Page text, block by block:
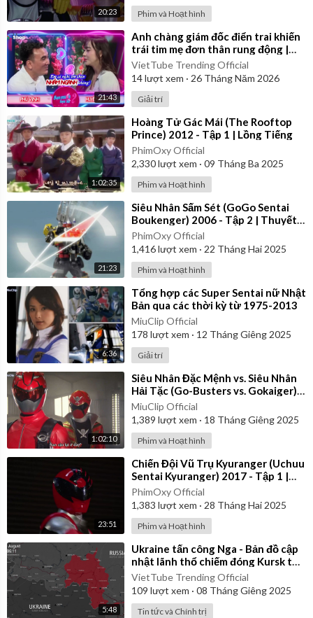
20:23 Phim và Hoạt hình
21:43
⁣Anh chàng giám đốc điển trai khiến
trái tim mẹ đơn thân rung động |
Bạn Muốn Hẹn Hò
VietTube Trending Official
14lượt xem · 26 Tháng Năm 2026
Giải trí
1:02:35
⁣Hoàng Tử Gác Mái (The Rooftop
Prince) 2012 - Tập 1 | Lồng Tiếng
PhimOxy Official
2,330lượt xem · 09 Tháng Ba 2025
Phim và Hoạt hình
21:23
⁣Siêu Nhân Sấm Sét (GoGo Sentai
Boukenger) 2006 - Tập 2 | Thuyết
Minh
PhimOxy Official
1,416lượt xem · 22 Tháng Hai 2025
Phim và Hoạt hình
6:36
⁣Tổng hợp các Super Sentai nữ Nhật
Bản qua các thời kỳ từ 1975-2013
MiuClip Official
178 lượt xem · 12 Tháng Giêng 2025
Giải trí
1:02:10
⁣Siêu Nhân Đặc Mệnh vs. Siêu Nhân
Hải Tặc (Go-Busters vs. Gokaiger) |
Vietsub
MiuClip Official
1,389 lượt xem · 18 Tháng Giêng 2025
Phim và Hoạt hình
23:51
⁣Chiến Đội Vũ Trụ Kyuranger (Uchuu
Sentai Kyuranger) 2017 - Tập 1 |
Thuyết Minh
PhimOxy Official
1,383 lượt xem · 28 Tháng Hai 2025
Phim và Hoạt hình
5:48
⁣Ukraine tấn công Nga - Bản đồ cập
nhật lãnh thổ chiếm đóng Kursk từ
ngày 06/08/2024 đến 06/01/2025
VietTube Trending Official
109 lượt xem · 08 Tháng Giêng 2025
Tin tức và Chính trị